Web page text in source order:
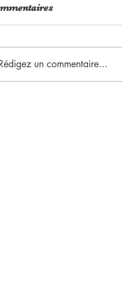
un commentaire...